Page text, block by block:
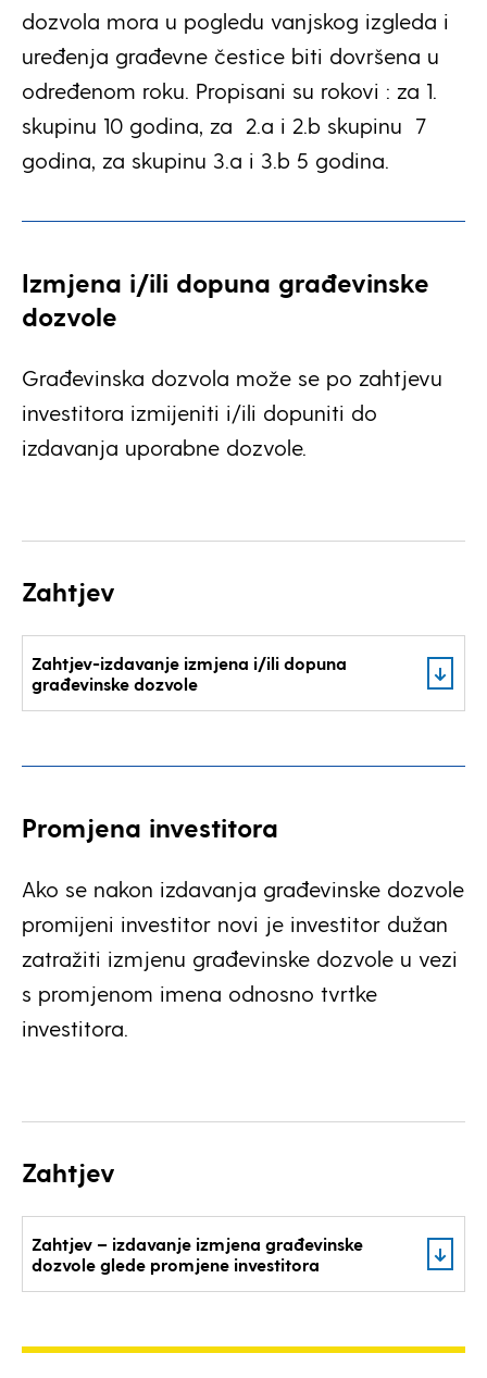
dozvola mora u pogledu vanjskog izgleda i
uređenja građevne čestice biti dovršena u
određenom roku. Propisani su rokovi : za 1.
skupinu 10 godina, za 2.a i 2.b skupinu 7
godina, za skupinu 3.a i 3.b 5 godina.
Izmjena i/ili dopuna građevinske
dozvole
Građevinska dozvola može se po zahtjevu
investitora izmijeniti i/ili dopuniti do
izdavanja uporabne dozvole.
Zahtjev
Zahtjev-izdavanje izmjena i/ili dopuna
građevinske dozvole
Promjena investitora
Ako se nakon izdavanja građevinske dozvole
promijeni investitor novi je investitor dužan
zatražiti izmjenu građevinske dozvole u vezi
s promjenom imena odnosno tvrtke
investitora.
Zahtjev
Zahtjev – izdavanje izmjena građevinske
dozvole glede promjene investitora